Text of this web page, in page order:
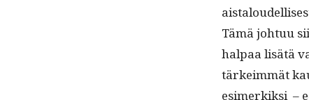
Tämä johtuu
hal­paa lisätä
tärkeim­mät
esimerkik­si ­ –